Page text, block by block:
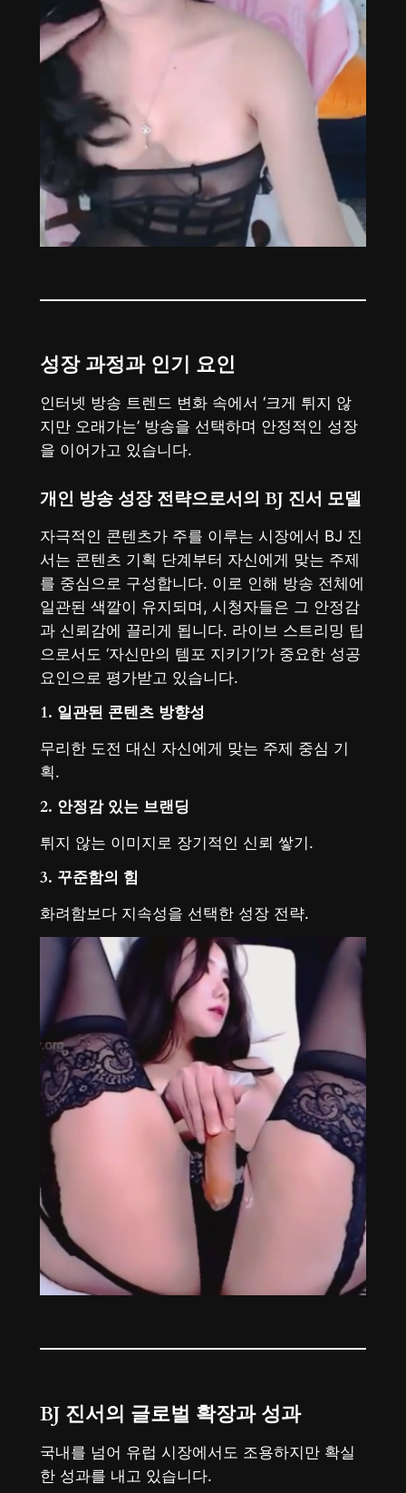
성장 과정과 인기 요인
인터넷 방송 트렌드 변화 속에서 ‘크게 튀지 않
지만 오래가는’ 방송을 선택하며 안정적인 성장
을 이어가고 있습니다.
개인 방송 성장 전략으로서의 BJ 진서 모델
자극적인 콘텐츠가 주를 이루는 시장에서 BJ 진
서는 콘텐츠 기획 단계부터 자신에게 맞는 주제
를 중심으로 구성합니다. 이로 인해 방송 전체에
일관된 색깔이 유지되며, 시청자들은 그 안정감
과 신뢰감에 끌리게 됩니다. 라이브 스트리밍 팁
으로서도 ‘자신만의 템포 지키기’가 중요한 성공
요인으로 평가받고 있습니다.
1. 일관된 콘텐츠 방향성
무리한 도전 대신 자신에게 맞는 주제 중심 기
획.
2. 안정감 있는 브랜딩
튀지 않는 이미지로 장기적인 신뢰 쌓기.
3. 꾸준함의 힘
화려함보다 지속성을 선택한 성장 전략.
BJ 진서의 글로벌 확장과 성과
국내를 넘어 유럽 시장에서도 조용하지만 확실
한 성과를 내고 있습니다.